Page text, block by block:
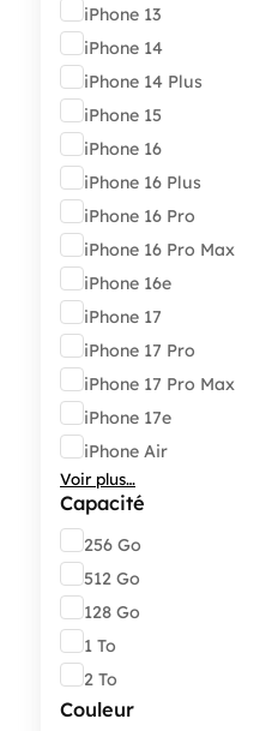
iPhone 13
iPhone 14
iPhone 14 Plus
iPhone 15
iPhone 16
iPhone 16 Plus
iPhone 16 Pro
iPhone 16 Pro Max
iPhone 16e
iPhone 17
iPhone 17 Pro
iPhone 17 Pro Max
iPhone 17e
iPhone Air
Voir plus…
Capacité
Capacité
256 Go
512 Go
128 Go
1 To
2 To
Couleur